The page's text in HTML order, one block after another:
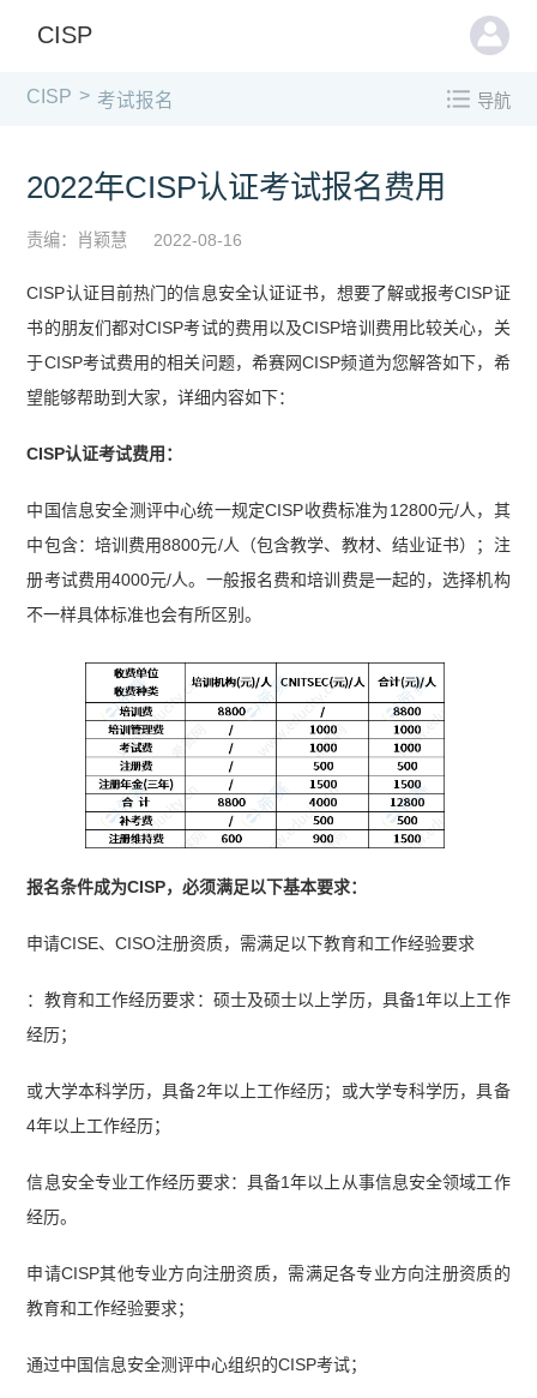
CISP
CISP > 考试报名 导航
2022年CISP认证考试报名费用
责编：肖颖慧 2022-08-16
CISP认证目前热门的信息安全认证证书，想要了解或报考CISP证
书的朋友们都对CISP考试的费用以及CISP培训费用比较关心，关
于CISP考试费用的相关问题，希赛网CISP频道为您解答如下，希
望能够帮助到大家，详细内容如下：
CISP认证考试费用：
中国信息安全测评中心统一规定CISP收费标准为12800元/人，其
中包含：培训费用8800元/人（包含教学、教材、结业证书）；注
册考试费用4000元/人。一般报名费和培训费是一起的，选择机构
不一样具体标准也会有所区别。
报名条件成为CISP，必须满足以下基本要求：
申请CISE、CISO注册资质，需满足以下教育和工作经验要求
：教育和工作经历要求：硕士及硕士以上学历，具备1年以上工作
经历；
或大学本科学历，具备2年以上工作经历；或大学专科学历，具备
4年以上工作经历；
信息安全专业工作经历要求：具备1年以上从事信息安全领域工作
经历。
申请CISP其他专业方向注册资质，需满足各专业方向注册资质的
教育和工作经验要求；
通过中国信息安全测评中心组织的CISP考试；